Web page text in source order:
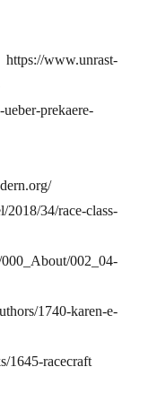
ueber-prekaere-
34/race-class-
002_04-
1740-karen-e-
1645-racecraft